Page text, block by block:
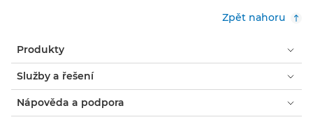
Zpět nahoru
Produkty
Služby a řešení
Nápověda a podpora